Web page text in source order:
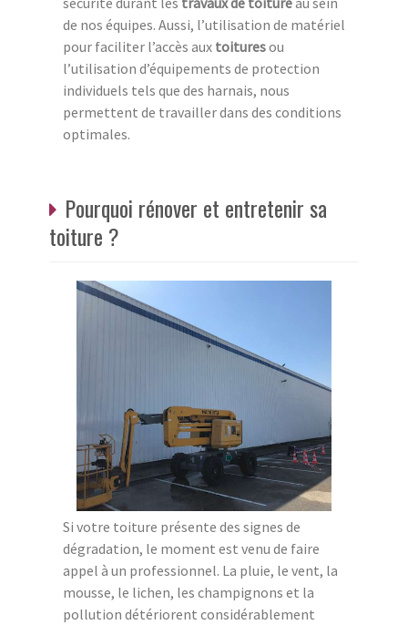
de nos équipes. Aussi, l’utilisation de matériel
pour faciliter l’accès aux toituresou
l’utilisation d’équipements de protection
individuels tels que des harnais, nous
permettent de travailler dans des conditions
optimales.
Pourquoi rénover et entretenir sa
toiture ?
Si votre toiture présente des signes de
dégradation, le moment est venu de faire
appel à un professionnel. La pluie, le vent, la
mousse, le lichen, les champignons et la
pollution détériorent considérablement